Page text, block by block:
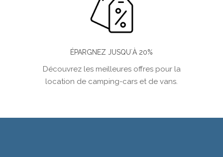
ÉPARGNEZ JUSQU´À 20%
Découvrez les meilleures offres pour la
location de camping-cars et de vans.